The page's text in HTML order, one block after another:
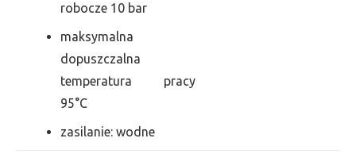
robocze 10 bar
maksymalna
dopuszczalna
temperatura pracy
95°C
zasilanie: wodne